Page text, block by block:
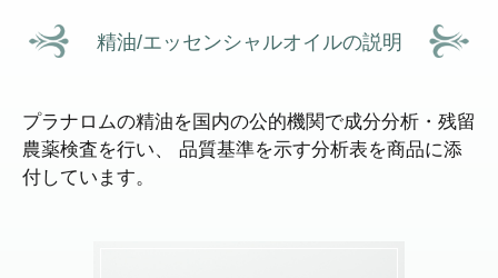
精油/エッセンシャルオイルの説明
プラナロムの精油を国内の公的機関で成分分析・残留
農薬検査を行い、
品質基準を示す分析表を商品に添
付しています。